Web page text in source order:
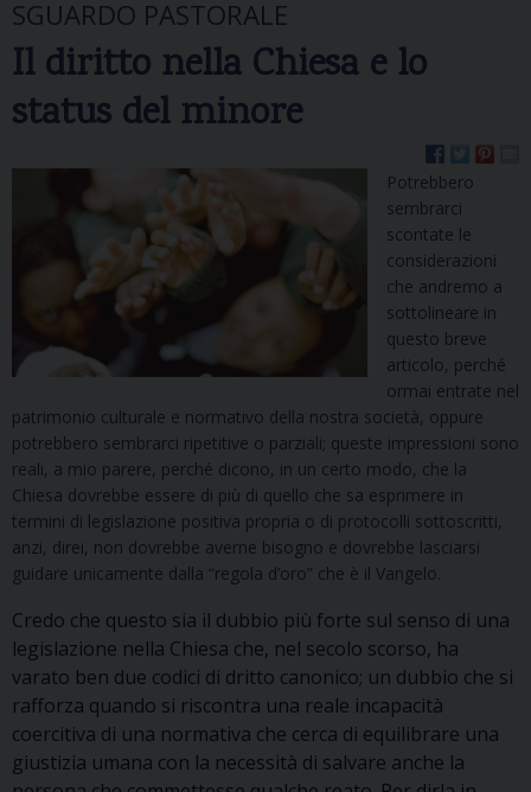
SGUARDO PASTORALE
Il diritto nella Chiesa e lo
status del minore
Potrebbero
sembrarci
scontate le
considerazioni
che andremo a
sottolineare in
questo breve
articolo, perché
ormai entrate nel
patrimonio culturale e normativo della nostra società, oppure
potrebbero sembrarci ripetitive o parziali; queste impressioni sono
reali, a mio parere, perché dicono, in un certo modo, che la
Chiesa dovrebbe essere di più di quello che sa esprimere in
termini di legislazione positiva propria o di protocolli sottoscritti,
anzi, direi, non dovrebbe averne bisogno e dovrebbe lasciarsi
guidare unicamente dalla “regola d’oro” che è il Vangelo.
Credo che questo sia il dubbio più forte sul senso di una
legislazione nella Chiesa che, nel secolo scorso, ha
varato ben due codici di dritto canonico; un dubbio che si
rafforza quando si riscontra una reale incapacità
coercitiva di una normativa che cerca di equilibrare una
giustizia umana con la necessità di salvare anche la